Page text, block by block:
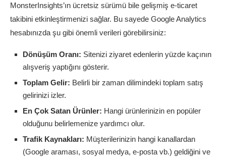
MonsterInsights’ın ücretsiz sürümü bile gelişmiş e-ticaret
takibini etkinleştirmenizi sağlar. Bu sayede Google Analytics
hesabınızda şu gibi önemli verileri görebilirsiniz:
Dönüşüm Oranı: Sitenizi ziyaret edenlerin yüzde kaçının
alışveriş yaptığını gösterir.
Toplam Gelir: Belirli bir zaman dilimindeki toplam satış
gelirinizi izler.
En Çok Satan Ürünler: Hangi ürünlerinizin en popüler
olduğunu belirlemenize yardımcı olur.
Trafik Kaynakları: Müşterilerinizin hangi kanallardan
(Google araması, sosyal medya, e-posta vb.) geldiğini ve